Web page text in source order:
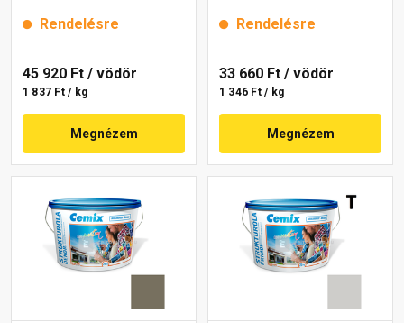
Rendelésre
45 920 Ft / vödör
1 837 Ft / kg
Megnézem
Rendelésre
33 660 Ft / vödör
1 346 Ft / kg
Megnézem